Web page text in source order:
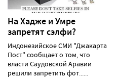
На Хадже и Умре
запретят сэлфи?
Индонезийское СМИ "Джакарта
Пост" сообщает о том, что
власти Саудовской Аравии
решили запретить фот......